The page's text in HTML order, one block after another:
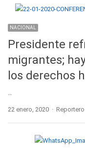
NACIONAL
Presidente
migrantes;
los derechos
…
22 enero, 2020 Author